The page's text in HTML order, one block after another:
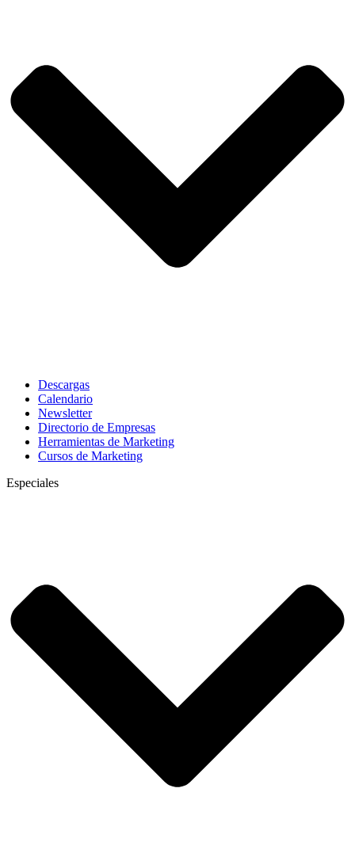
Descargas
Calendario
Newsletter
Directorio de Empresas
Herramientas de Marketing
Cursos de Marketing
Especiales